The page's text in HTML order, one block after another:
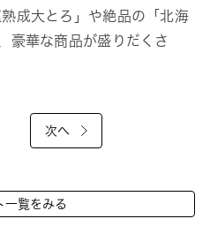
成大とろ」や絶品の「北海
豪華な商品が盛りだくさ
次へ
一覧をみる